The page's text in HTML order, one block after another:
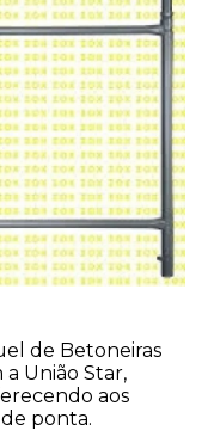
de Betoneiras
União Star,
aos
ponta.